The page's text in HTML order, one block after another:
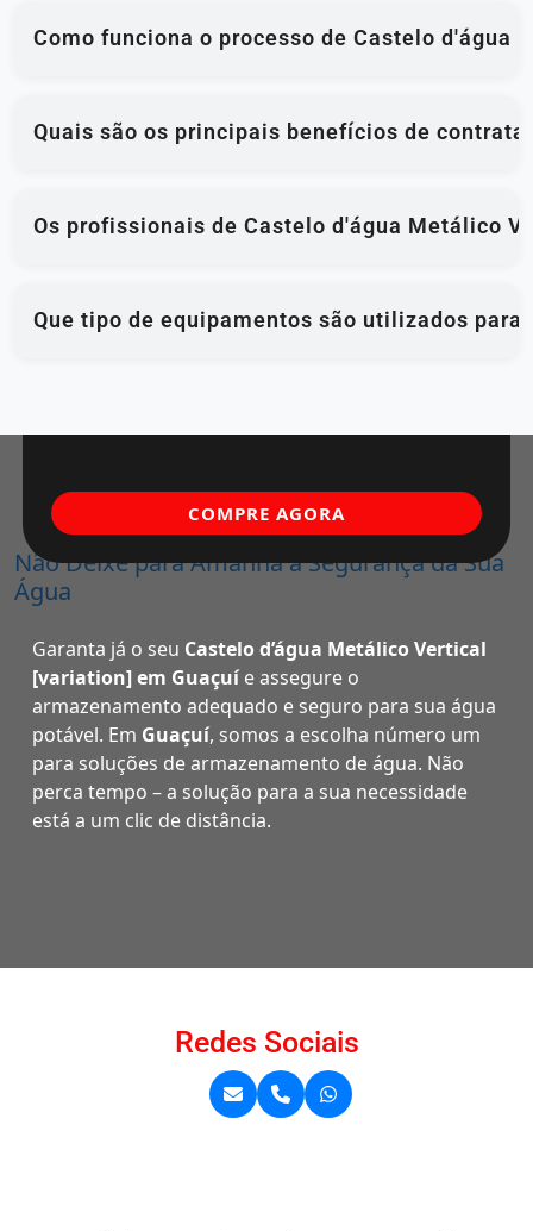
Como funciona o processo de Castelo d'água
Quais são os principais benefícios de
Os profissionais de Castelo d'água Metálico
Que tipo de equipamentos são utilizados
Não Deixe para Amanhã a Segurança da Sua
Água
Garanta já o seu Castelo d’água Metálico Vertical
[variation] em Guaçuíe assegure o
armazenamento adequado e seguro para sua água
potável. Em Guaçuí, somos a escolha número um
para soluções de armazenamento de água. Não
perca tempo – a solução para a sua necessidade
está a um clic de distância.
COMPRE AGORA
Redes Sociais